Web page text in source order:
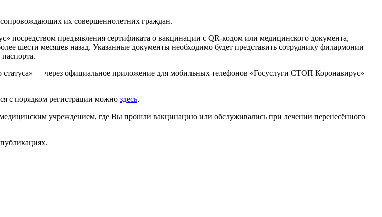
сопровождающих их совершеннолетних граждан.
посредством предъявления сертификата о вакцинации с QR‑кодом или медицинского документа,
шести месяцев назад. Указанные документы необходимо будет представить сотруднику филармонии
— через официальное приложение для мобильных телефонов «Госуслуги СТОП Коронавирус»
с порядком регистрации можно здесь.
учреждением, где Вы прошли вакцинацию или обслуживались при лечении перенесённого